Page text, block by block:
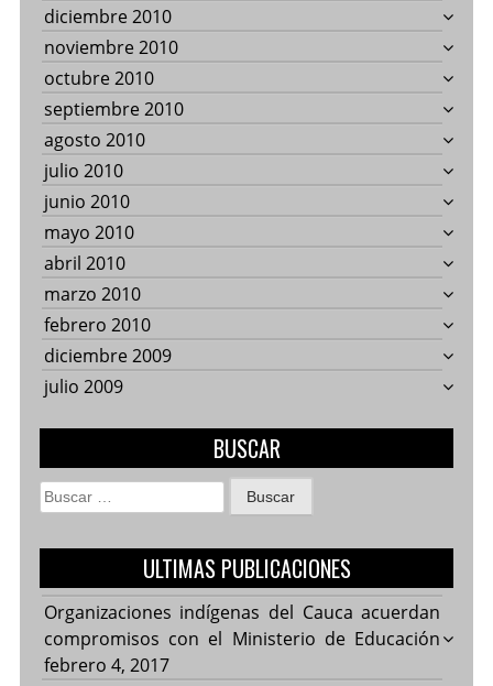
diciembre 2010
noviembre 2010
octubre 2010
septiembre 2010
agosto 2010
julio 2010
junio 2010
mayo 2010
abril 2010
marzo 2010
febrero 2010
diciembre 2009
julio 2009
BUSCAR
Buscar:
ULTIMAS PUBLICACIONES
Organizaciones indígenas del Cauca acuerdan
compromisos con el Ministerio de Educación
febrero 4, 2017